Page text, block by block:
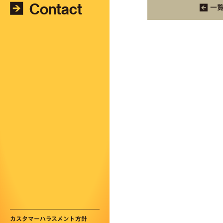
Contact
カスタマーハラスメント方針
一